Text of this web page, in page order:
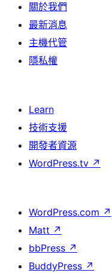
關於我們
最新消息
主機代管
隱私權
Learn
技術支援
開發者資源
WordPress.tv ↗
WordPress.com ↗
Matt ↗
bbPress ↗
BuddyPress ↗